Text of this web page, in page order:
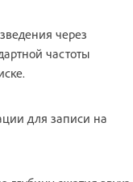
через
частоты
для записи на